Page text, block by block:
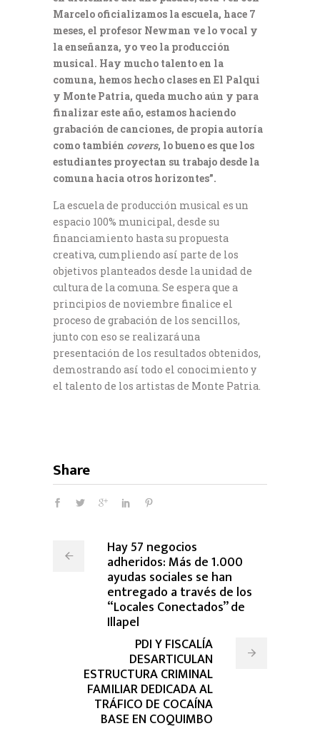
Marcelo oficializamos la escuela, hace 7
meses, el profesor Newman ve lo vocal y
la enseñanza, yo veo la producción
musical. Hay mucho talento en la
comuna, hemos hecho clases en El Palqui
y Monte Patria, queda mucho aún y para
finalizar este año, estamos haciendo
grabación de canciones, de propia autoría
como también covers, lo bueno es que los
estudiantes proyectan su trabajo desde la
comuna hacia otros horizontes”.
La escuela de producción musical es un
espacio 100% municipal, desde su
financiamiento hasta su propuesta
creativa, cumpliendo así parte de los
objetivos planteados desde la unidad de
cultura de la comuna. Se espera que a
principios de noviembre finalice el
proceso de grabación de los sencillos,
junto con eso se realizará una
presentación de los resultados obtenidos,
demostrando así todo el conocimiento y
el talento de los artistas de Monte Patria.
Share
Hay 57 negocios
adheridos: Más de 1.000
ayudas sociales se han
entregado a través de los
“Locales Conectados” de
Illapel
PDI Y FISCALÍA
DESARTICULAN
ESTRUCTURA CRIMINAL
FAMILIAR DEDICADA AL
TRÁFICO DE COCAÍNA
BASE EN COQUIMBO